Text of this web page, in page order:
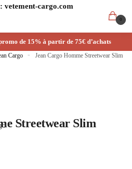
0
de 15% à partir de 75€ d’achats
Cargo » Jean Cargo Homme Streetwear Slim
Streetwear Slim